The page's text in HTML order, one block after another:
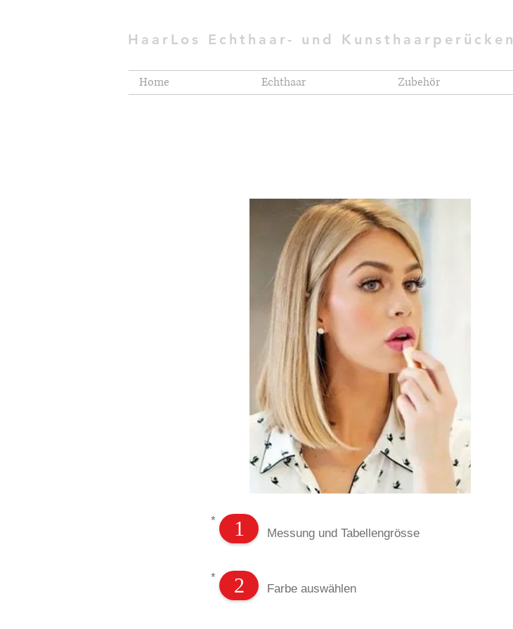
Home Echthaar Zubehör
HaarLos Echthaar- und Kunsthaarperücken
2
1 Messung und Tabellengrösse
Farbe auswählen
*
*